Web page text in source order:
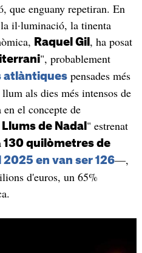
que enguany repetiran. En
il·luminació, la tinenta
Raquel Gil , ha posat
", probablement
atlàntiquespensades més
als dies més intensos de
el concepte de
de Nadal " estrenat
130 quilòmetres de
2025 en van ser 126—,
d'euros, un 65%